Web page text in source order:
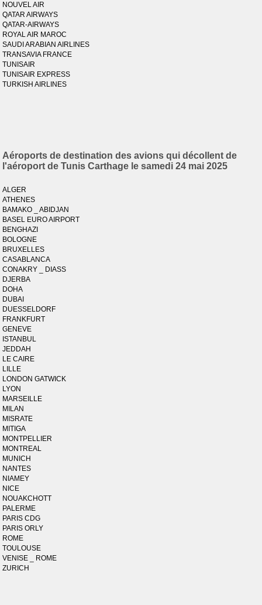
NOUVEL AIR
QATAR AIRWAYS
QATAR-AIRWAYS
ROYAL AIR MAROC
SAUDI ARABIAN AIRLINES
TRANSAVIA FRANCE
TUNISAIR
TUNISAIR EXPRESS
TURKISH AIRLINES
Aéroports de destination des avions qui décollent de
l'aéroport de Tunis Carthage le samedi 24 mai 2025
ALGER
ATHENES
BAMAKO _ ABIDJAN
BASEL EURO AIRPORT
BENGHAZI
BOLOGNE
BRUXELLES
CASABLANCA
CONAKRY _ DIASS
DJERBA
DOHA
DUBAI
DUESSELDORF
FRANKFURT
GENEVE
ISTANBUL
JEDDAH
LE CAIRE
LILLE
LONDON GATWICK
LYON
MARSEILLE
MILAN
MISRATE
MITIGA
MONTPELLIER
MONTREAL
MUNICH
NANTES
NIAMEY
NICE
NOUAKCHOTT
PALERME
PARIS CDG
PARIS ORLY
ROME
TOULOUSE
VENISE _ ROME
ZURICH